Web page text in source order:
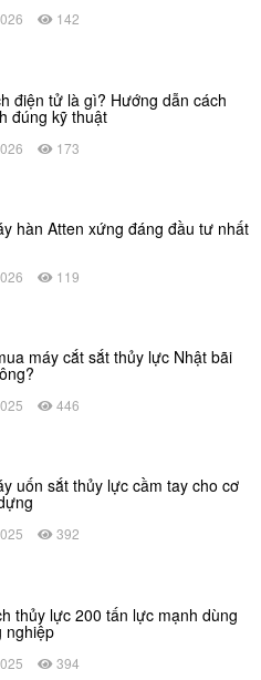
142
điện tử là gì? Hướng dẫn cách
đúng kỹ thuật
173
hàn Atten xứng đáng đầu tư nhất
119
máy cắt sắt thủy lực Nhật bãi
446
uốn sắt thủy lực cầm tay cho cơ
392
thủy lực 200 tấn lực mạnh dùng
nghiệp
394